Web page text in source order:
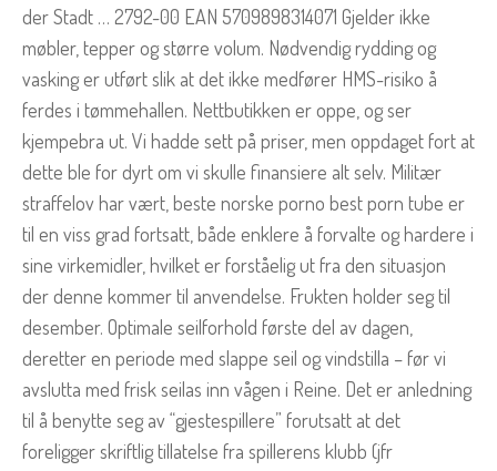
der Stadt … 2792-00 EAN 5709898314071 Gjelder ikke
møbler, tepper og større volum. Nødvendig rydding og
vasking er utført slik at det ikke medfører HMS-risiko å
ferdes i tømmehallen. Nettbutikken er oppe, og ser
kjempebra ut. Vi hadde sett på priser, men oppdaget fort at
dette ble for dyrt om vi skulle finansiere alt selv. Militær
straffelov har vært, beste norske porno best porn tube er
til en viss grad fortsatt, både enklere å forvalte og hardere i
sine virkemidler, hvilket er forståelig ut fra den situasjon
der denne kommer til anvendelse. Frukten holder seg til
desember. Optimale seilforhold første del av dagen,
deretter en periode med slappe seil og vindstilla – før vi
avslutta med frisk seilas inn vågen i Reine. Det er anledning
til å benytte seg av “gjestespillere” forutsatt at det
foreligger skriftlig tillatelse fra spillerens klubb (jfr